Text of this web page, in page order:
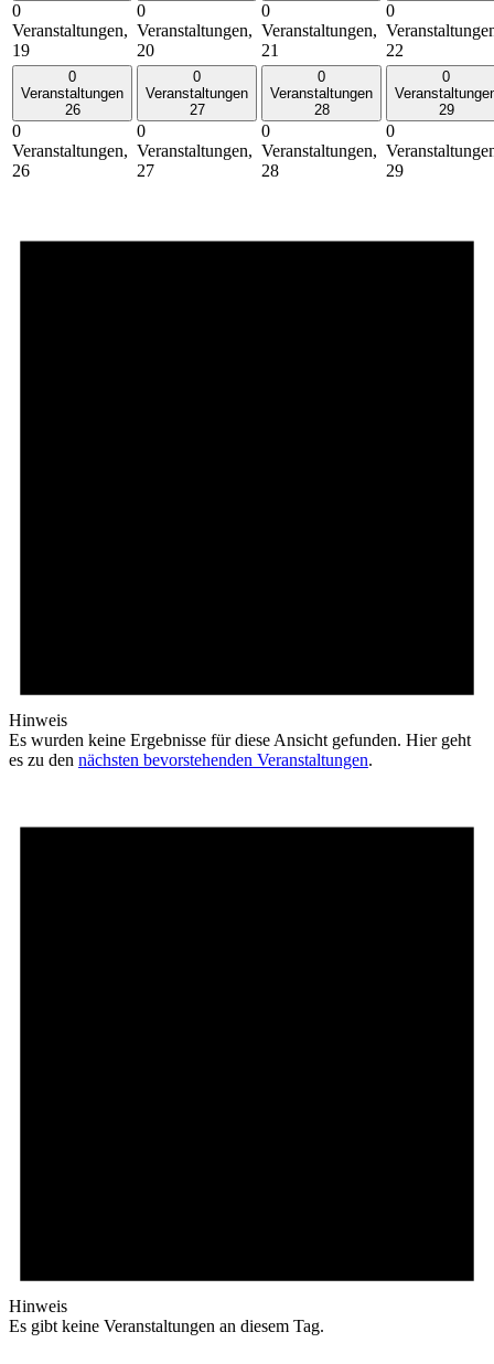
0
Veranstaltungen,
19
0
Veranstaltungen,
20
0
Veranstaltungen,
21
0
22
0
Veranstaltungen
26
0
Veranstaltungen,
26
0
Veranstaltungen
27
0
Veranstaltungen,
27
0
Veranstaltungen
28
0
Veranstaltungen,
28
0
29
0
29
Hinweis
Es wurden keine Ergebnisse für diese Ansicht gefunden. Hier geht
es zu den nächsten bevorstehenden Veranstaltungen.
Hinweis
Es gibt keine Veranstaltungen an diesem Tag.